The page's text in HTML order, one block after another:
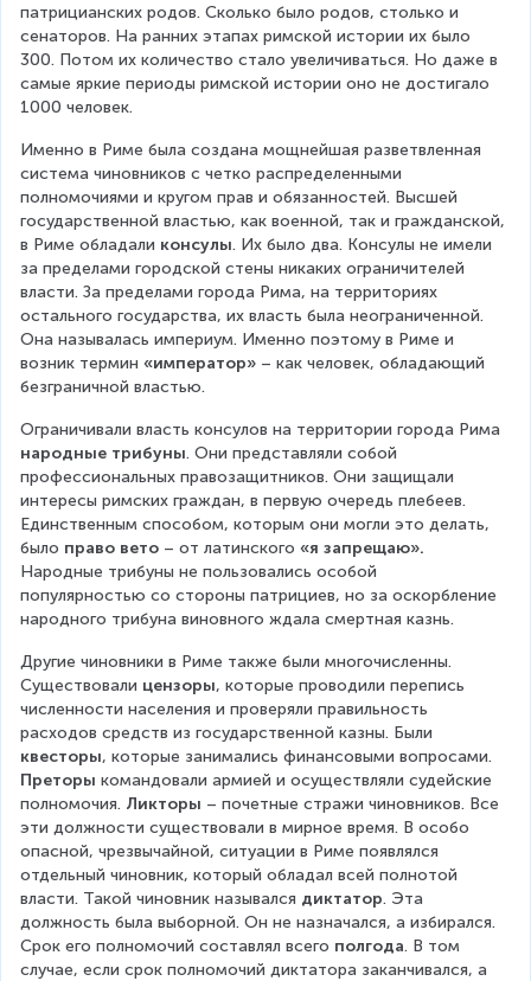
патрицианских родов. Сколько было родов, столько и
сенаторов. На ранних этапах римской истории их было
300. Потом их количество стало увеличиваться. Но даже в
самые яркие периоды римской истории оно не достигало
1000 человек.
Именно в Риме была создана мощнейшая разветвленная
система чиновников с четко распределенными
полномочиями и кругом прав и обязанностей. Высшей
государственной властью, как военной, так и гражданской,
в Риме обладали консулы. Их было два. Консулы не имели
за пределами городской стены никаких ограничителей
власти. За пределами города Рима, на территориях
остального государства, их власть была неограниченной.
Она называлась империум. Именно поэтому в Риме и
возник термин «император» – как человек, обладающий
безграничной властью.
Ограничивали власть консулов на территории города Рима
народные трибуны. Они представляли собой
профессиональных правозащитников. Они защищали
интересы римских граждан, в первую очередь плебеев.
Единственным способом, которым они могли это делать,
было право вето – от латинского «я запрещаю».
Народные трибуны не пользовались особой
популярностью со стороны патрициев, но за оскорбление
народного трибуна виновного ждала смертная казнь.
Другие чиновники в Риме также были многочисленны.
Существовали цензоры, которые проводили перепись
численности населения и проверяли правильность
расходов средств из государственной казны. Были
квесторы, которые занимались финансовыми вопросами.
Преторы командовали армией и осуществляли судейские
полномочия. Ликторы – почетные стражи чиновников. Все
эти должности существовали в мирное время. В особо
опасной, чрезвычайной, ситуации в Риме появлялся
отдельный чиновник, который обладал всей полнотой
власти. Такой чиновник назывался диктатор. Эта
должность была выборной. Он не назначался, а избирался.
Срок его полномочий составлял всего полгода. В том
случае, если срок полномочий диктатора заканчивался, а